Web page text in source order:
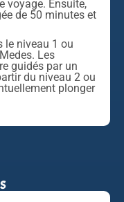
voyage. Ensuite,
de 50 minutes et
le niveau 1 ou
Les
guidés par un
du niveau 2 ou
plonger